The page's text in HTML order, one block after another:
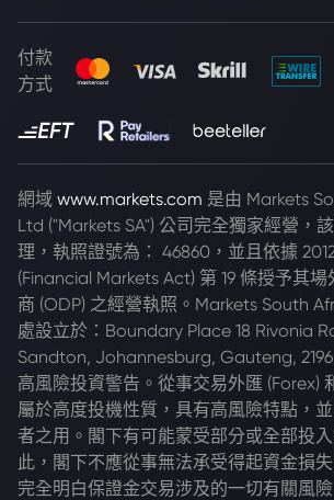
付款
方式
網域 www.markets.com 是由 Markets
Ltd ("Markets SA") 公司完全獨家經營，
理，執照證號為： 46860，並且依據
(Financial Markets Act) 第 19 條授予其
商 (ODP) 之經營執照。Markets South
處設立於：Boundary Place 18 Rivonia
Sandton, Johannesburg, Gauteng,
高風險投資警告。從事交易外匯 (Forex)
屬於高度投機性質，具有高風險特點，
者之用。閣下有可能蒙受部分或全部投
此，閣下不應從事無法承受得起資金損
完全明白保證金交易涉及的一切有關風